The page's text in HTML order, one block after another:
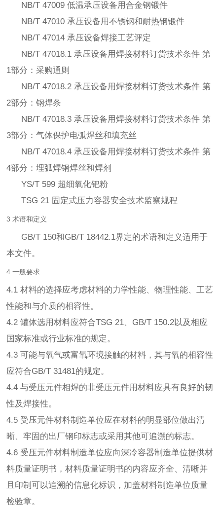
NB/T 47009 低温承压设备用合金钢锻件
NB/T 47010 承压设备用不锈钢和耐热钢锻件
NB/T 47014 承压设备焊接工艺评定
NB/T 47018.1 承压设备用焊接材料订货技术条件 第
1部分：采购通则
NB/T 47018.2 承压设备用焊接材料订货技术条件 第
2部分：钢焊条
NB/T 47018.3 承压设备用焊接材料订货技术条件 第
3部分：气体保护电弧焊丝和填充丝
NB/T 47018.4 承压设备用焊接材料订货技术条件 第
4部分：埋弧焊钢焊丝和焊剂
YS/T 599 超细氧化钯粉
TSG 21 固定式压力容器安全技术监察规程
3 术语和定义
GB/T 150和GB/T 18442.1界定的术语和定义适用于
本文件。
4 一般要求
4.1 材料的选择应考虑材料的力学性能、物理性能、工艺
性能和与介质的相容性。
4.2 罐体选用材料应符合TSG 21、GB/T 150.2以及相应
国家标准或行业标准的规定。
4.3 可能与氧气或富氧环境接触的材料，其与氧的相容性
应符合GB/T 31481的规定。
4.4 与受压元件相焊的非受压元件用材料应具有良好的韧
性及焊接性。
4.5 受压元件材料制造单位应在材料的明显部位做出清
晰、牢固的出厂钢印标志或采用其他可追溯的标志。
4.6 受压元件材料制造单位应向深冷容器制造单位提供材
料质量证明书，材料质量证明书的内容应齐全、清晰并
且印制可以追溯的信息化标识，加盖材料制造单位质量
检验章。